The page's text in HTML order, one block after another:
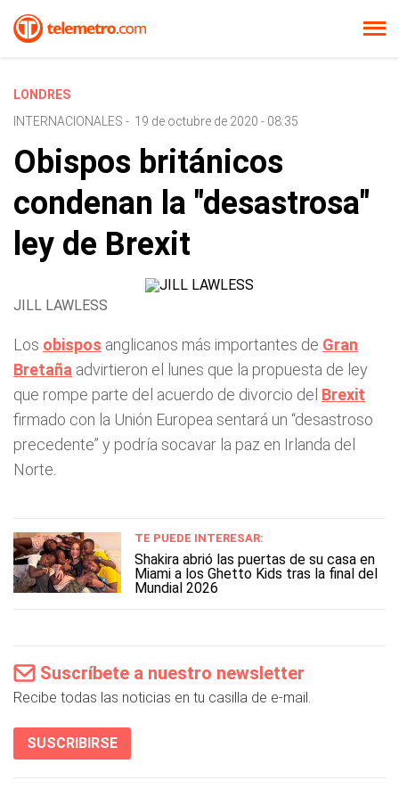
LONDRES
INTERNACIONALES - 19 de octubre de 2020 - 08:35
Obispos británicos
condenan la "desastrosa"
ley de Brexit
JILL LAWLESS
Los obispos anglicanos más importantes de Gran
Bretaña advirtieron el lunes que la propuesta de ley
que rompe parte del acuerdo de divorcio del Brexit
firmado con la Unión Europea sentará un “desastroso
precedente” y podría socavar la paz en Irlanda del
Norte.
TE PUEDE INTERESAR:
Shakira abrió las puertas de su casa en
Miami a los Ghetto Kids tras la final del
Mundial 2026
Suscríbete a nuestro newsletter
Recibe todas las noticias en tu casilla de e-mail.
SUSCRIBIRSE